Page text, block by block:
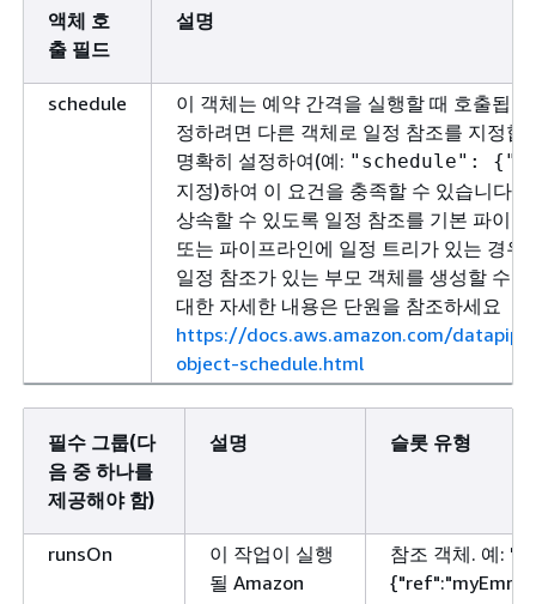
액체 호
출 필드
설명
schedule
이 객체는 예약 간격을 실행할 때 호출됩
정하려면 다른 객체로 일정 참조를 지정합
명확히 설정하여(예: "schedule": {
지정)하여 이 요건을 충족할 수 있습니다.
상속할 수 있도록 일정 참조를 기본 파이
또는 파이프라인에 일정 트리가 있는 경
일정 참조가 있는 부모 객체를 생성할 수
대한 자세한 내용은 단원을 참조하세요
https://docs.aws.amazon.com/
object-schedule.html
필수 그룹(다
음 중 하나를
제공해야 함)
설명 슬롯 유형
runsOn
이 작업이 실행
될 Amazon
참조 객체. 예:
{